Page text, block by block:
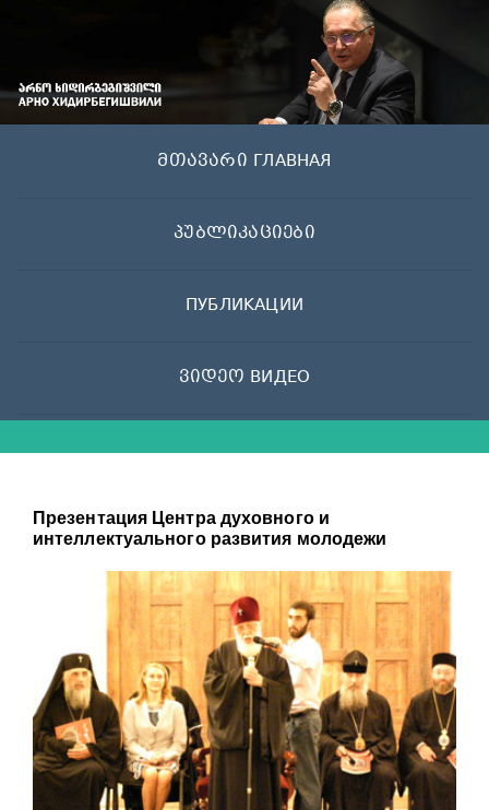
მთავარი ГЛАВНАЯ
პუბლიკაციები
ПУБЛИКАЦИИ
ვიდეო ВИДЕО
Презентация Центра духовного и
интеллектуального развития молодежи